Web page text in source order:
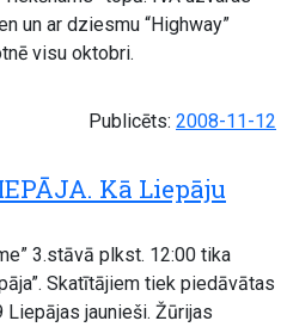
un ar dziesmu “Highway”
visu oktobri.
Publicēts: 2008-11-12
Kā Liepāju
3.stāvā plkst. 12:00 tika
Skatītājiem tiek piedāvātas
jaunieši. Žūrijas